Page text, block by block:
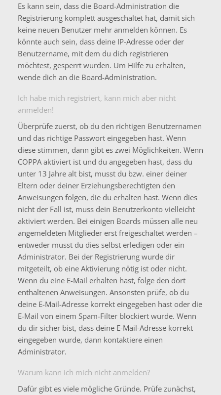
Es kann sein, dass die Board-Administration die
Registrierung komplett ausgeschaltet hat, damit sich
keine neuen Benutzer mehr anmelden können. Es
könnte auch sein, dass deine IP-Adresse oder der
Benutzername, mit dem du dich registrieren
möchtest, gesperrt wurden. Um Hilfe zu erhalten,
wende dich an die Board-Administration.
Ich habe mich registriert, kann mich aber nicht
anmelden!
Überprüfe zuerst, ob du den richtigen Benutzernamen
und das richtige Passwort eingegeben hast. Wenn
diese stimmen, dann gibt es zwei Möglichkeiten. Wenn
COPPAaktiviert ist und du angegeben hast, dass du
unter 13 Jahre alt bist, musst du bzw. einer deiner
Eltern oder deiner Erziehungsberechtigten den
Anweisungen folgen, die du erhalten hast. Wenn dies
nicht der Fall ist, muss dein Benutzerkonto vielleicht
aktiviert werden. Bei einigen Boards müssen alle neu
angemeldeten Mitglieder erst freigeschaltet werden –
entweder musst du dies selbst erledigen oder ein
Administrator. Bei der Registrierung wurde dir
mitgeteilt, ob eine Aktivierung nötig ist oder nicht.
Wenn du eine E-Mail erhalten hast, folge den dort
enthaltenen Anweisungen. Ansonsten prüfe, ob du
deine E-Mail-Adresse korrekt eingegeben hast oder die
E-Mail von einem Spam-Filter blockiert wurde. Wenn
du dir sicher bist, dass deine E-Mail-Adresse korrekt
eingegeben wurde, dann kontaktiere einen
Administrator.
Warum kann ich mich nicht anmelden?
Dafür gibt es viele mögliche Gründe. Prüfe zunächst,